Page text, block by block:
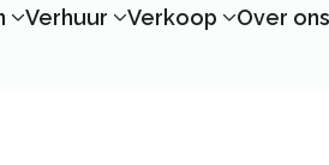
Verhuur Verkoop Over ons